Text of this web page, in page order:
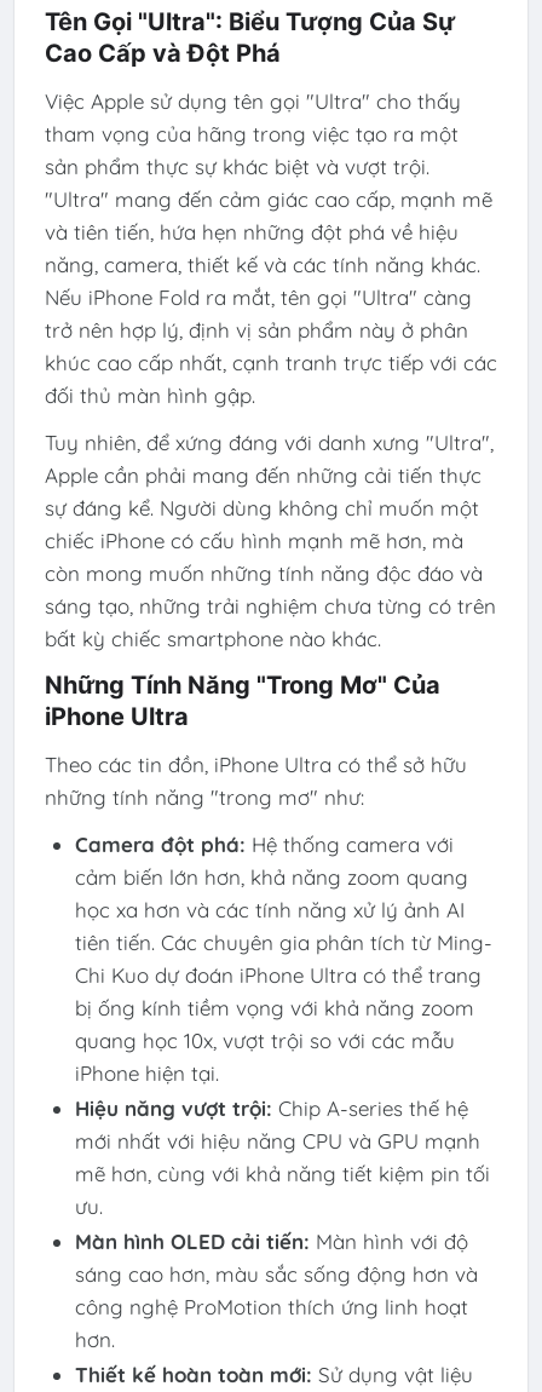
Tên Gọi "Ultra": Biểu Tượng Của Sự
Cao Cấp và Đột Phá
Việc Apple sử dụng tên gọi "Ultra" cho thấy
tham vọng của hãng trong việc tạo ra một
sản phẩm thực sự khác biệt và vượt trội.
"Ultra" mang đến cảm giác cao cấp, mạnh mẽ
và tiên tiến, hứa hẹn những đột phá về hiệu
năng, camera, thiết kế và các tính năng khác.
Nếu iPhone Fold ra mắt, tên gọi "Ultra" càng
trở nên hợp lý, định vị sản phẩm này ở phân
khúc cao cấp nhất, cạnh tranh trực tiếp với các
đối thủ màn hình gập.
Tuy nhiên, để xứng đáng với danh xưng "Ultra",
Apple cần phải mang đến những cải tiến thực
sự đáng kể. Người dùng không chỉ muốn một
chiếc iPhone có cấu hình mạnh mẽ hơn, mà
còn mong muốn những tính năng độc đáo và
sáng tạo, những trải nghiệm chưa từng có trên
bất kỳ chiếc smartphone nào khác.
Những Tính Năng "Trong Mơ" Của
iPhone Ultra
Theo các tin đồn, iPhone Ultra có thể sở hữu
những tính năng "trong mơ" như:
Camera đột phá: Hệ thống camera với
cảm biến lớn hơn, khả năng zoom quang
học xa hơn và các tính năng xử lý ảnh AI
tiên tiến. Các chuyên gia phân tích từ Ming-
Chi Kuo dự đoán iPhone Ultra có thể trang
bị ống kính tiềm vọng với khả năng zoom
quang học 10x, vượt trội so với các mẫu
iPhone hiện tại.
Hiệu năng vượt trội: Chip A-series thế hệ
mới nhất với hiệu năng CPU và GPU mạnh
mẽ hơn, cùng với khả năng tiết kiệm pin tối
ưu.
Màn hình OLED cải tiến: Màn hình với độ
sáng cao hơn, màu sắc sống động hơn và
công nghệ ProMotion thích ứng linh hoạt
hơn.
Thiết kế hoàn toàn mới: Sử dụng vật liệu